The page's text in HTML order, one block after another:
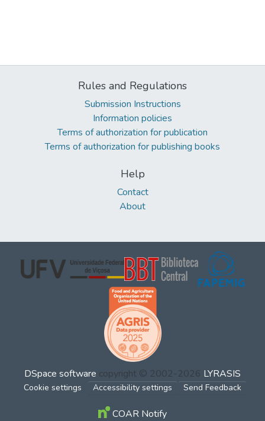
Rules and Regulations
Submission Instructions
Information policies
Terms of authorization for publication
Terms of authorization for publishing books
Help
Contact
About
DSpace software copyright © 2002-2026 LYRASIS
Cookie settings Accessibility settings Send Feedback
COAR Notify